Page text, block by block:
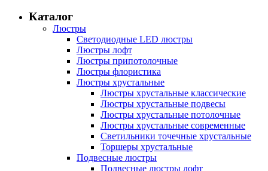
Каталог
Люстры
Светодиодные LED люстры
Люстры лофт
Люстры припотолочные
Люстры флористика
Люстры хрустальные
Люстры хрустальные классические
Люстры хрустальные подвесы
Люстры хрустальные потолочные
Люстры хрустальные современные
Светильники точечные хрустальные
Торшеры хрустальные
Подвесные люстры
Подвесные люстры лофт